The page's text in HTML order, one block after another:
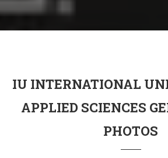
IU INTERNATIONAL
APPLIED SCIENCES
PHOTOS